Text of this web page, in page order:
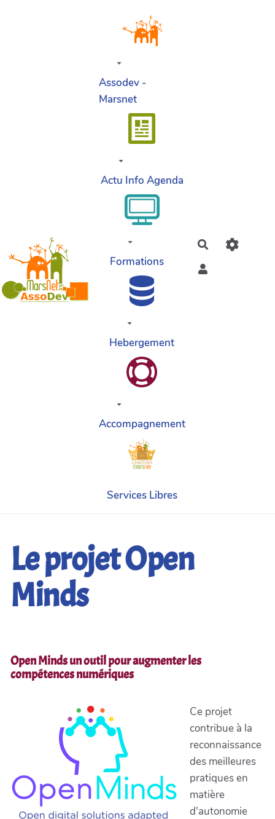
Assodev -
Marsnet
Actu Info Agenda
Formations
Hebergement
Accompagnement
Services Libres
Rechercher
Le projet Open
Minds
Open Minds un outil pour augmenter les
compétences numériques
Ce projet
contribue à la
reconnaissance
des meilleures
pratiques en
matière
d'autonomie